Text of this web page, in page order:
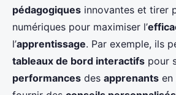
pédagogiques innovantes et tirer
numériques pour maximiser l’
l’apprentissage. Par exemple, ils
tableaux de bord interactifs pour
performances des apprenants en